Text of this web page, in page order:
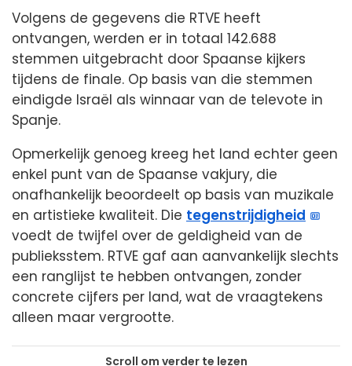
Volgens de gegevens die RTVE heeft
ontvangen, werden er in totaal 142.688
stemmen uitgebracht door Spaanse kijkers
tijdens de finale. Op basis van die stemmen
eindigde Israël als winnaar van de televote in
Spanje.
Opmerkelijk genoeg kreeg het land echter geen
enkel punt van de Spaanse vakjury, die
onafhankelijk beoordeelt op basis van muzikale
en artistieke kwaliteit. Die tegenstrijdigheid
voedt de twijfel over de geldigheid van de
publieksstem. RTVE gaf aan aanvankelijk slechts
een ranglijst te hebben ontvangen, zonder
concrete cijfers per land, wat de vraagtekens
alleen maar vergrootte.
Scroll om verder te lezen